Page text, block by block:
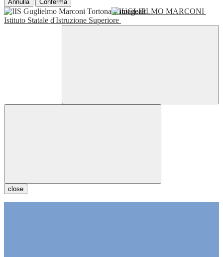
Annulla Conferma
GUGLIELMO MARCONI
Istituto Statale d'Istruzione Superiore
close